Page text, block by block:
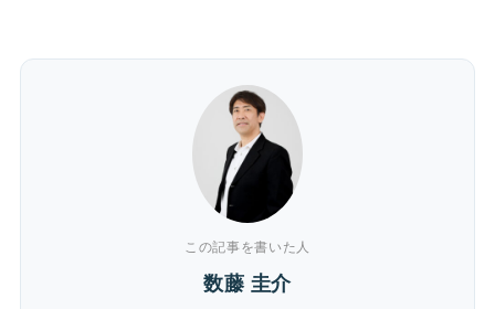
この記事を書いた人
数藤 圭介